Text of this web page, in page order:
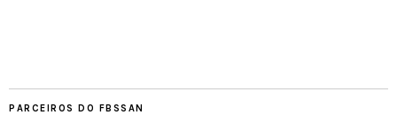
PARCEIROS DO FBSSAN